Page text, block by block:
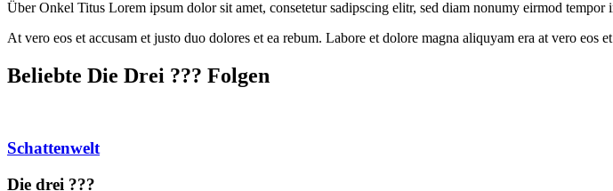
Über Onkel Titus Lorem ipsum dolor sit amet, consetetur sadipscing elitr, sed diam nonumy eirmod
At vero eos et accusam et justo duo dolores et ea rebum. Labore et dolore magna aliquyam era at vero eos
Beliebte Die Drei ??? Folgen
Schattenwelt
Die drei ???